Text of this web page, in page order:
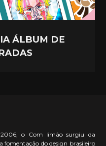
ÁLBUM DE
o Com limão surgiu da
fomentação do design brasileiro